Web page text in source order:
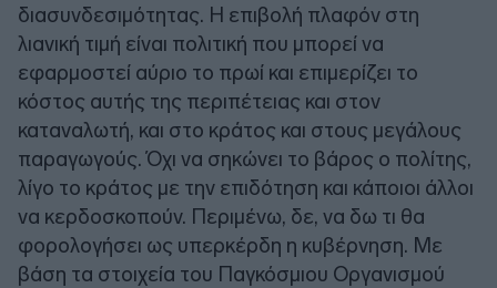
διασυνδεσιμότητας. Η επιβολή πλαφόν στη
λιανική τιμή είναι πολιτική που μπορεί να
εφαρμοστεί αύριο το πρωί και επιμερίζει το
κόστος αυτής της περιπέτειας και στον
καταναλωτή, και στο κράτος και στους μεγάλους
παραγωγούς. Όχι να σηκώνει το βάρος ο πολίτης,
λίγο το κράτος με την επιδότηση και κάποιοι άλλοι
να κερδοσκοπούν. Περιμένω, δε, να δω τι θα
φορολογήσει ως υπερκέρδη η κυβέρνηση. Με
βάση τα στοιχεία του Παγκόσμιου Οργανισμού